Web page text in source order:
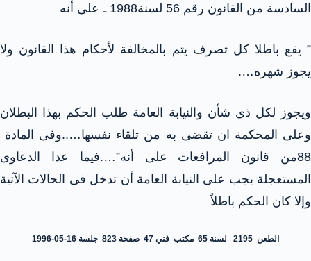
السادسة من القانون رقم 56 لسنة1988 ـ على أنه
” يقع باطلا كل تصرف يتم بالمخالفة لأحكام هذا القانون ولا
يجوز شهره….
ويجوز لكل ذي شأن والنيابة العامة طلب الحكم بهذا البطلان
وعلى المحكمة ان تقضى به من تلقاء نفسها…..وفى المادة
88من قانون المرافعات على أنه”….فيما عدا الدعاوى
المستعجلة يجب على النيابة العامة أن تدخل فى الحالات الآتية
وإلا كان الحكم باطلاً
الطعن 2195 لسنة 65 مكتب فني 47 صفحة 823 جلسة 16-05-1996